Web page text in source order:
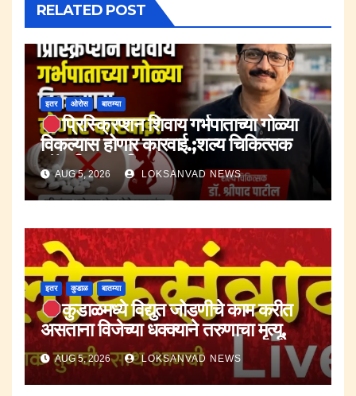
RELATED POST
इतर ओरोस बातम्या
प्रिस्क्रिप्शन शिवाय गर्भपाताच्या गोळ्या
विकल्यास होणार कारवाई.;शल्य चिकित्सक
डॉ.श्रीपाद पाटील.
AUG 5, 2026 LOKSANVAD NEWS
इतर कुडाळ बातम्या
कुडाळमध्ये विद्युत जोडणीचे काम करीत
असताना विजेच्या धक्क्याने तरुणाचा मृत्यू.
AUG 5, 2026 LOKSANVAD NEWS